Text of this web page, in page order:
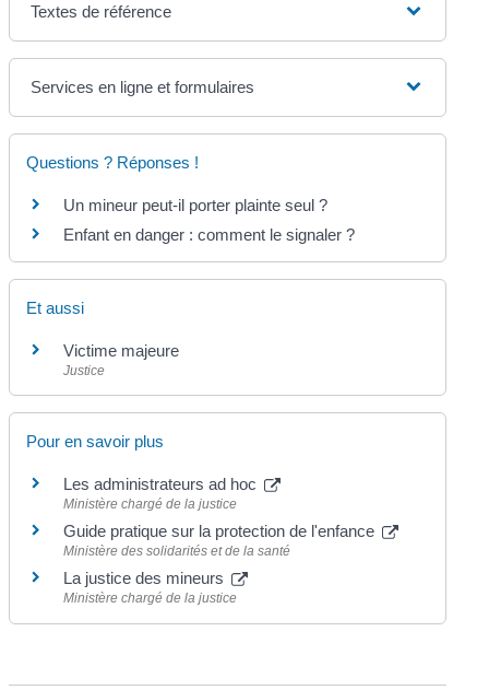
Textes de référence
Services en ligne et formulaires
Questions ? Réponses !
Un mineur peut-il porter plainte seul ?
Enfant en danger : comment le signaler ?
Et aussi
Victime majeure
Justice
Pour en savoir plus
Les administrateurs ad hoc
Ministère chargé de la justice
Guide pratique sur la protection de l'enfance
Ministère des solidarités et de la santé
La justice des mineurs
Ministère chargé de la justice